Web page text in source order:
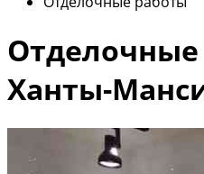
Ханты-